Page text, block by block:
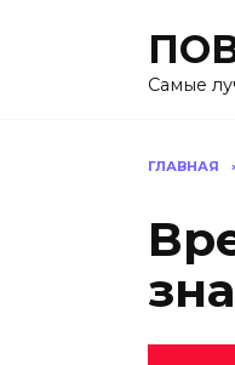
Самые
ГЛАВНАЯ